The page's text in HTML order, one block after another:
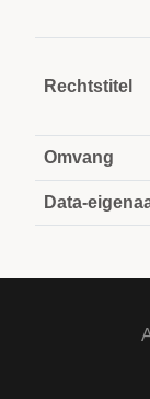
Rechtstitel
Omvang
Data-